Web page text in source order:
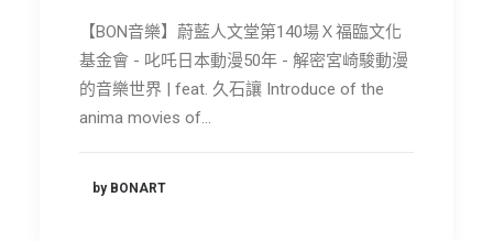
【BON音樂】蔚藍人文堂第140場Ｘ福臨文化
基金會 - 叱吒日本動漫50年 - 解密宮崎駿動漫
的音樂世界 | feat. 久石讓 Introduce of the
anima movies of…
by BONART